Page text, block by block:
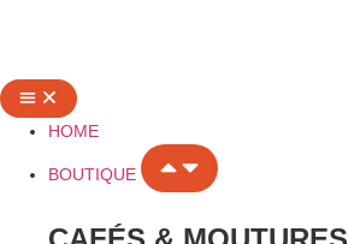
HOME
BOUTIQUE